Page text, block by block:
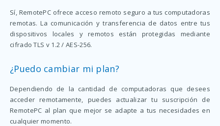
Sí, RemotePC ofrece acceso remoto seguro a tus computadoras
remotas. La comunicación y transferencia de datos entre tus
dispositivos locales y remotos están protegidas mediante
cifrado TLS v 1.2 / AES-256.
¿Puedo cambiar mi plan?
Dependiendo de la cantidad de computadoras que desees
acceder remotamente, puedes actualizar tu suscripción de
RemotePC al plan que mejor se adapte a tus necesidades en
cualquier momento.